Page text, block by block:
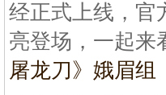
经正式上线，官
亮登场，一起来
屠龙刀》娥眉组